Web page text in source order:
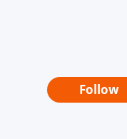
Follow